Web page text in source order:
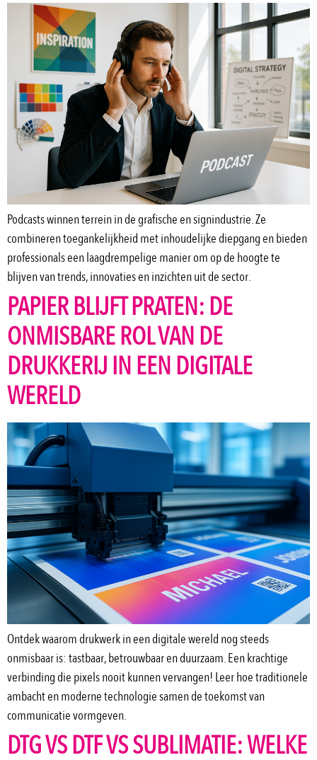
Podcasts winnen terrein in de grafische en signindustrie. Ze
combineren toegankelijkheid met inhoudelijke diepgang en bieden
professionals een laagdrempelige manier om op de hoogte te
blijven van trends, innovaties en inzichten uit de sector.
PAPIER BLIJFT PRATEN: DE
ONMISBARE ROL VAN DE
DRUKKERIJ IN EEN DIGITALE
WERELD
Ontdek waarom drukwerk in een digitale wereld nog steeds
onmisbaar is: tastbaar, betrouwbaar en duurzaam. Een krachtige
verbinding die pixels nooit kunnen vervangen! Leer hoe traditionele
ambacht en moderne technologie samen de toekomst van
communicatie vormgeven.
DTG VS DTF VS SUBLIMATIE: WELKE